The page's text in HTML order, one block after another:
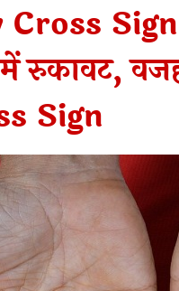
Cross
रुकावट,
Sign